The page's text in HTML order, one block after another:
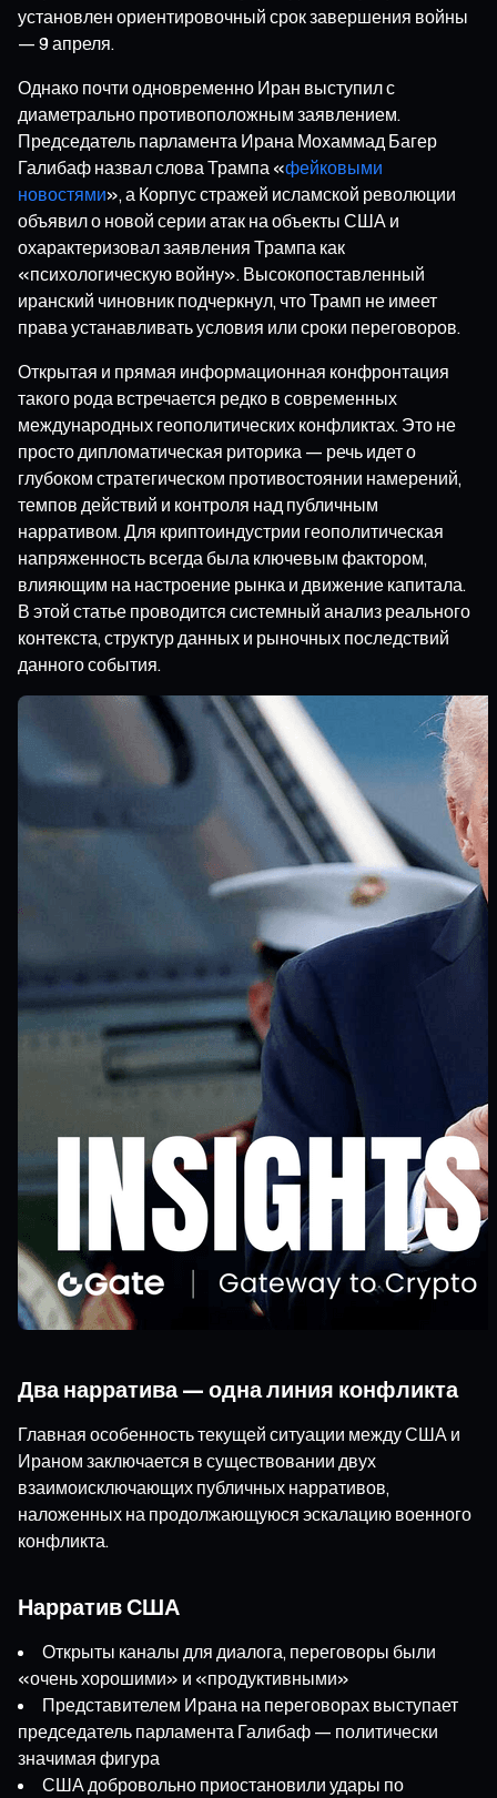
установлен ориентировочный срок завершения войны
— 9 апреля.
Однако почти одновременно Иран выступил с
диаметрально противоположным заявлением.
Председатель парламента Ирана Мохаммад Багер
Галибаф назвал слова Трампа «фейковыми
новостями», а Корпус стражей исламской революции
объявил о новой серии атак на объекты США и
охарактеризовал заявления Трампа как
«психологическую войну». Высокопоставленный
иранский чиновник подчеркнул, что Трамп не имеет
права устанавливать условия или сроки переговоров.
Открытая и прямая информационная конфронтация
такого рода встречается редко в современных
международных геополитических конфликтах. Это не
просто дипломатическая риторика — речь идет о
глубоком стратегическом противостоянии намерений,
темпов действий и контроля над публичным
нарративом. Для криптоиндустрии геополитическая
напряженность всегда была ключевым фактором,
влияющим на настроение рынка и движение капитала.
В этой статье проводится системный анализ реального
контекста, структур данных и рыночных последствий
данного события.
Два нарратива — одна линия конфликта
Главная особенность текущей ситуации между США и
Ираном заключается в существовании двух
взаимоисключающих публичных нарративов,
наложенных на продолжающуюся эскалацию военного
конфликта.
Нарратив США
Открыты каналы для диалога, переговоры были
«очень хорошими» и «продуктивными»
Представителем Ирана на переговорах выступает
председатель парламента Галибаф — политически
значимая фигура
США добровольно приостановили удары по